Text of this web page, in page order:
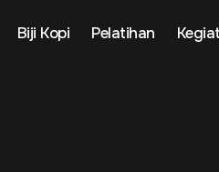
Biji Kopi Pelatihan